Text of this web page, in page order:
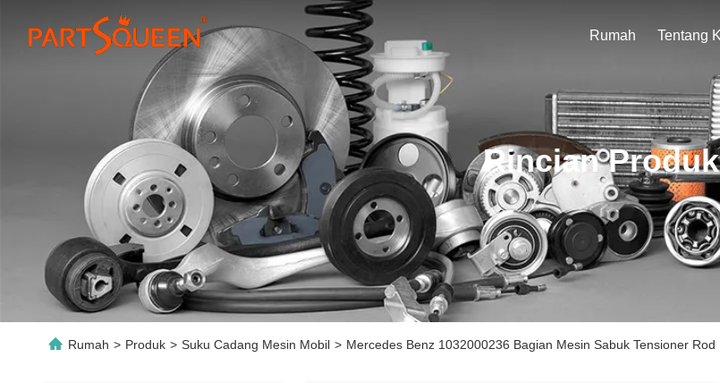
Rumah
Rincian Produk
Rumah > Produk > Suku Cadang Mesin Mobil > Mercedes Benz 1032000236 Bagian Mesin Sabuk Tensioner Rod